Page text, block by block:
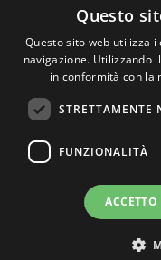
DELLA TORRE,
SITO REALIZZATO
Questo
Questo sito web utilizza
navigazione. Utilizzando
in conformità con la
STRETTAMENTE
FUNZIONALITÀ
ACCETTO